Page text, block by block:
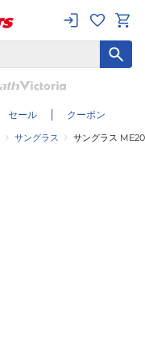
セール クーポン
サングラス サングラス